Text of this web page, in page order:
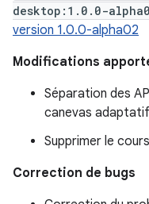
desktop:1.0.0-
version 1.0.0-alpha02
Modifications
Séparation des
canevas
Supprimer le cours
Correction de bugs